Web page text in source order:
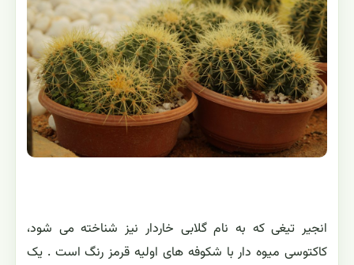
انجیر تیغی که به نام گلابی خاردار نیز شناخته می شود،
کاکتوسی میوه دار با شکوفه های اولیه قرمز رنگ است . یک